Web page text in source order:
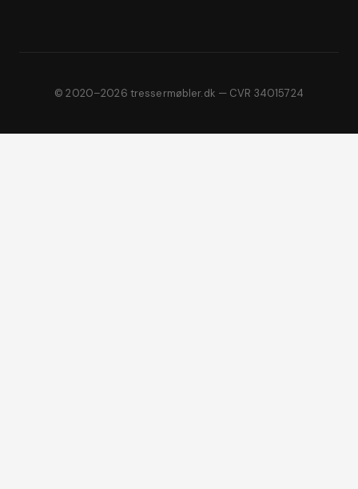
© 2020–2026 tressermøbler.dk — CVR 34015724